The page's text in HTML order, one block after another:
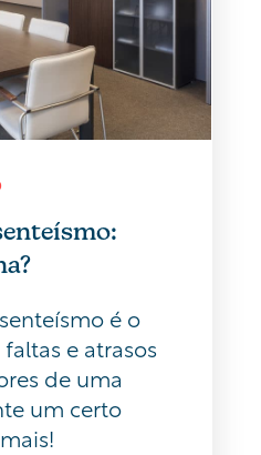
é o
e atrasos
de uma
um certo